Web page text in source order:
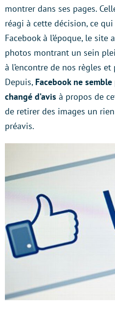
montrer dans ses pages.
réagi à cette décision, ce
Facebook à l’époque, le
photos montrant un sein
à l’encontre de nos règles
Depuis, Facebook ne
changé d’avis à propos de
de retirer des images un
préavis.